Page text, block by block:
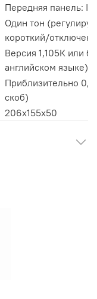
Передняя панель:
Один тон
короткий/отключен)
Версия 1,105К или
английском языке)
Приблизительно
скоб)
206х155х50